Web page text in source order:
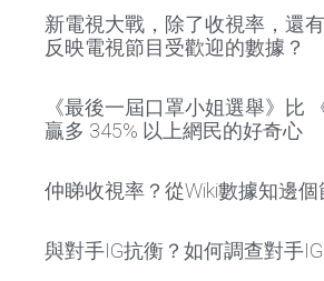
新電視大戰，除了收視率，還
反映電視節目受歡迎的數據？
《最後一屆口罩小姐選舉》比
贏多 345% 以上網民的好奇心
仲睇收視率？從Wiki數據知邊個
與對手IG抗衡？如何調查對手